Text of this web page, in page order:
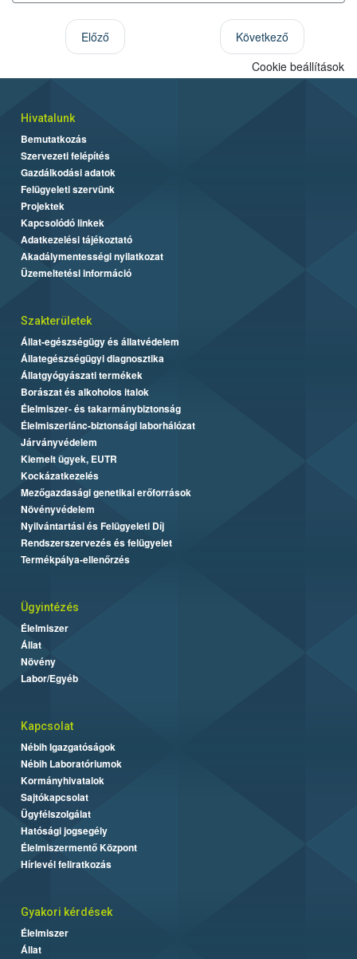
Előző
Következő
Cookie beállítások
Hivatalunk
Bemutatkozás
Szervezeti felépítés
Gazdálkodási adatok
Felügyeleti szervünk
Projektek
Kapcsolódó linkek
Adatkezelési tájékoztató
Akadálymentességi nyilatkozat
Üzemeltetési információ
Szakterületek
Állat-egészségügy és állatvédelem
Állategészségügyi diagnosztika
Állatgyógyászati termékek
Borászat és alkoholos italok
Élelmiszer- és takarmánybiztonság
Élelmiszerlánc-biztonsági laborhálózat
Járványvédelem
Kiemelt ügyek, EUTR
Kockázatkezelés
Mezőgazdasági genetikai erőforrások
Növényvédelem
Nyilvántartási és Felügyeleti Díj
Rendszerszervezés és felügyelet
Termékpálya-ellenőrzés
Ügyintézés
Élelmiszer
Állat
Növény
Labor/Egyéb
Kapcsolat
Nébih Igazgatóságok
Nébih Laboratóriumok
Kormányhivatalok
Sajtókapcsolat
Ügyfélszolgálat
Hatósági jogsegély
Élelmiszermentő Központ
Hírlevél feliratkozás
Gyakori kérdések
Élelmiszer
Állat